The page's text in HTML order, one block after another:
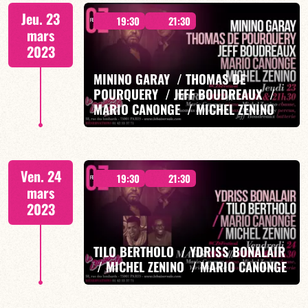
2 SÉANCES : 19H30 & 21H30
EN SAVOIR PLUS
Jeu. 23
mars
2023
19:30 21:30
MININO GARAY / THOMAS DE
POURQUERY / JEFF BOUDREAUX /
MARIO CANONGE / MICHEL ZENINO
2 SÉANCES : 19H30 & 21H30
EN SAVOIR PLUS
Ven. 24
mars
2023
19:30 21:30
TILO BERTHOLO / YDRISS BONALAIR
/ MICHEL ZENINO / MARIO CANONGE